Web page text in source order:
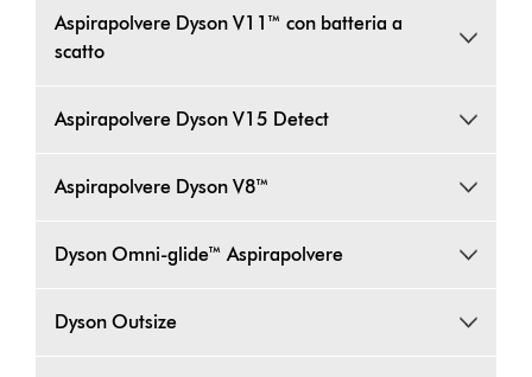
Aspirapolvere Dyson V11™ con batteria a
scatto
Aspirapolvere Dyson V15 Detect
Aspirapolvere Dyson V8™
Dyson Omni-glide™ Aspirapolvere
Dyson Outsize